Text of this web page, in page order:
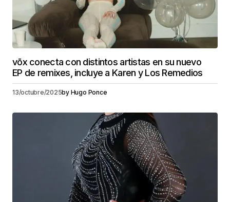
vōx conecta con distintos artistas en su nuevo
EP de remixes, incluye a Karen y Los Remedios
13/octubre/2025by Hugo Ponce